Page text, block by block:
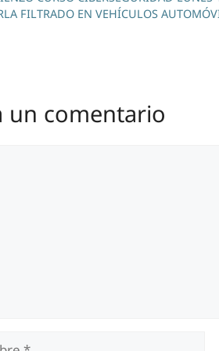
FILTRADO EN VEHÍCULOS
un comentario